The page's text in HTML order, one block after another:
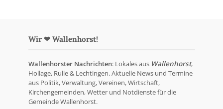
Wir ❤ Wallenhorst!
Wallenhorster Nachrichten: Lokales aus Wallenhorst,
Hollage, Rulle & Lechtingen. Aktuelle News und Termine
aus Politik, Verwaltung, Vereinen, Wirtschaft,
Kirchengemeinden, Wetter und Notdienste für die
Gemeinde Wallenhorst.